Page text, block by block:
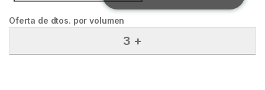
Oferta de dtos. por volumen
3 +